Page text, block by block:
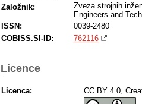
Založnik:
Zveza strojnih
Engineers and
ISSN:
0039-2480
COBISS.SI-ID:
762116
Licence
Licenca: CC BY 4.0,